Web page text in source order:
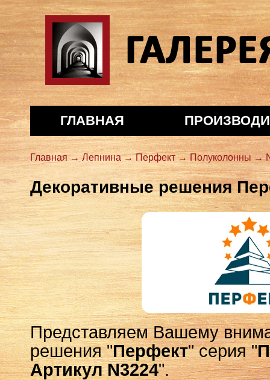
Галерея декора
ГЛАВНАЯ
Главная → Лепнина → Перфект → Полуколонны →
Декоративные решения
Представляем Вашему
решения "Перфект" серия "
Артикул N3224".